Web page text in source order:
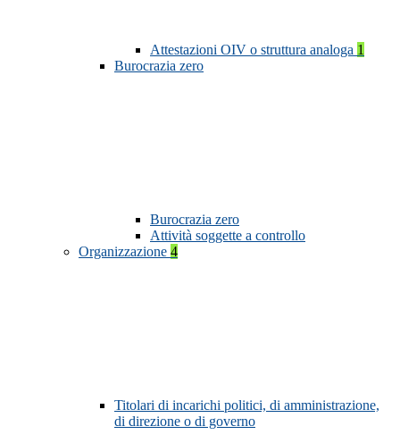
Attestazioni OIV o struttura analoga 1
Burocrazia zero
Burocrazia zero
Attività soggette a controllo
Organizzazione 4
Titolari di incarichi politici, di amministrazione,
di direzione o di governo